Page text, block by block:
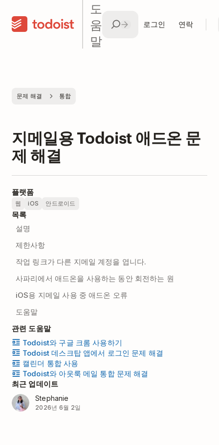
도
움
말
로그인 연락
문제 해결 통합
지메일용 Todoist 애드온 문
제 해결
플랫폼
웹 iOS 안드로이드
목록
설명
제한사항
작업 링크가 다른 지메일 계정을 엽니다.
사파리에서 애드온을 사용하는 동안 회전하는 원
iOS용 지메일 사용 중 애드온 오류
도움말
관련 도움말
Todoist와 구글 크롬 사용하기
Todoist 데스크탑 앱에서 로그인 문제 해결
캘린더 통합 사용
Todoist와 아웃룩 메일 통합 문제 해결
최근 업데이트
Stephanie
2026년 6월 2일